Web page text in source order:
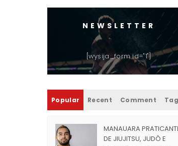
NEWSLETTER
Popular Recent